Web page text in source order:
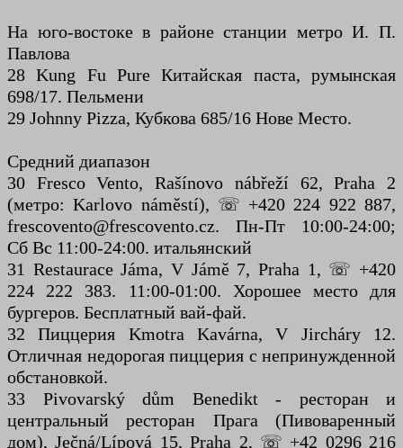
На юго-востоке в районе станции метро И. П.
Павлова
28 Kung Fu Pure Китайская паста, румынская
698/17. Пельмени
29 Johnny Pizza, Кубкова 685/16 Нове Место.
Средний диапазон
30 Fresco Vento, Rašínovo nábřeží 62, Praha 2
(метро: Karlovo náměstí), ☏ +420 224 922 887,
frescovento@frescovento.cz. Пн-Пт 10:00-24:00;
Сб Вс 11:00-24:00. итальянский
31 Restaurace Jáma, V Jámě 7, Praha 1, ☏ +420
224 222 383. 11:00-01:00. Хорошее место для
бургеров. Бесплатный вай-фай.
32 Пиццерия Kmotra Kavárna, V Jircháry 12.
Отличная недорогая пиццерия с непринужденной
обстановкой.
33 Pivovarský dům Benedikt - ресторан и
центральный ресторан Прага (Пивоваренный
дом), Ječná/Lípová 15, Praha 2, ☏ +42 0296 216